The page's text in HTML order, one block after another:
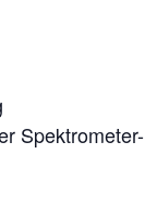
Spektrometer-